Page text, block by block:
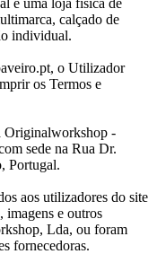
calçado de
individual.
o Utilizador
os Termos e
Originalworkshop -
sede na Rua Dr.
Portugal.
aos utilizadores do site
e outros
Lda, ou foram
fornecedoras.